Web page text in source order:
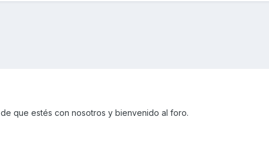
que estés con nosotros y bienvenido al foro.